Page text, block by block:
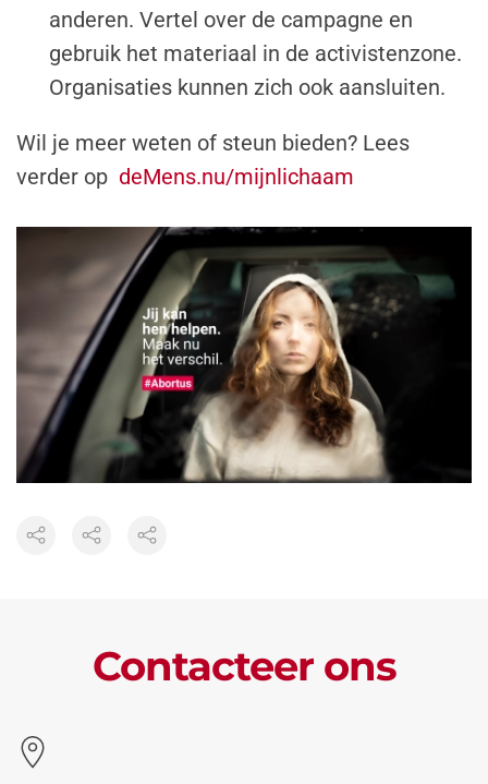
anderen. Vertel over de campagne en
gebruik het materiaal in de activistenzone.
Organisaties kunnen zich ook aansluiten.
Wil je meer weten of steun bieden? Lees
verder op deMens.nu/mijnlichaam
Contacteer ons